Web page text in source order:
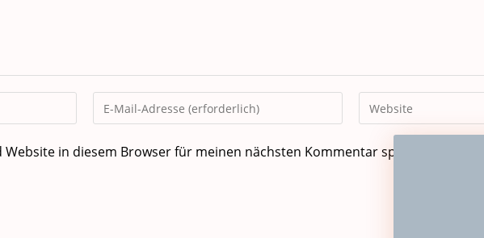
Gib
deine
Mail-
Gib
deine
Website-
URL
Website in diesem Browser für meinen nächsten Kommentar speichern.